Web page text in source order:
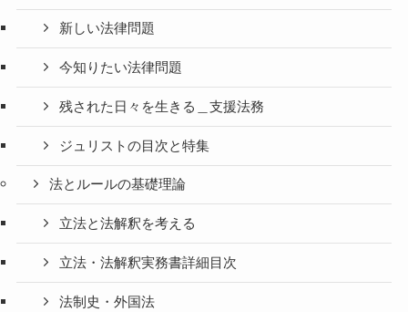
新しい法律問題
今知りたい法律問題
残された日々を生きる＿支援法務
ジュリストの目次と特集
法とルールの基礎理論
立法と法解釈を考える
立法・法解釈実務書詳細目次
法制史・外国法